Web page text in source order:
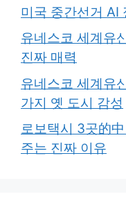
미국 중간선거 AI
유네스코 세계유
진짜 매력
유네스코 세계유
가지 옛 도시 감성
로보택시 3곳的
주는 진짜 이유